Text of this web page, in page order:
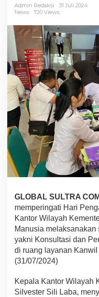
n
a
r
i
P
e
n
g
a
y
o
m
a
n
K
e
-
9
K
n
w
i
l
m
n
k
Admin Redaksi
31 Juli 2024
News
720 Views
GLOBAL SULTRA
memperingati Hari
Kantor Wilayah
Manusia
yakni Konsultasi dan
di ruang layanan
(31/07/2024)
Kepala Kantor Wilayah
Silvester Sili Laba,